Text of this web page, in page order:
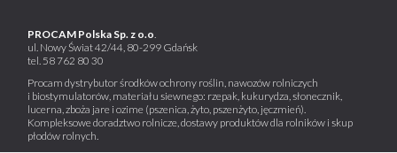
PROCAM Polska Sp. z o.o.
ul. Nowy Świat 42/44, 80-299 Gdańsk
tel. 58 762 80 30
Procam dystrybutor środków ochrony roślin, nawozów rolniczych
i biostymulatorów, materiału siewnego: rzepak, kukurydza, słonecznik,
lucerna, zboża jare i ozime (pszenica, żyto, pszenżyto, jęczmień).
Kompleksowe doradztwo rolnicze, dostawy produktów dla rolników i skup
płodów rolnych.